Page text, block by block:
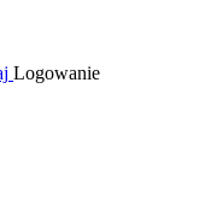
Logowanie